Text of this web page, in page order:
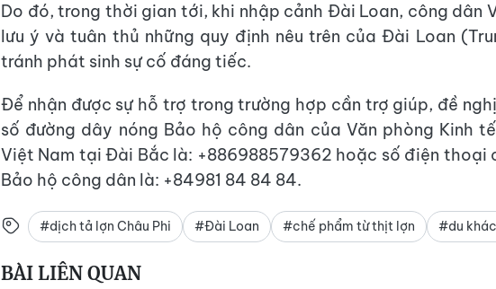
Do đó, trong thời gian tới, khi nhập cảnh Đài Loan, công dân
lưu ý và tuân thủ những quy định nêu trên của Đài Loan
tránh phát sinh sự cố đáng tiếc.
Để nhận được sự hỗ trợ trong trường hợp cần trợ giúp, đề
số đường dây nóng Bảo hộ công dân của Văn phòng Kinh
Việt Nam tại Đài Bắc là: +886988579362 hoặc số điện thoại
Bảo hộ công dân là: +84981 84 84 84.
#dịch tả lợn Châu Phi #Đài Loan #chế phẩm từ thịt lợn #du
BÀI LIÊN QUAN